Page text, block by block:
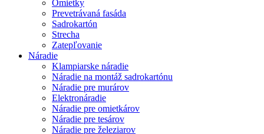
Omietky
Prevetrávaná fasáda
Sadrokartón
Strecha
Zatepľovanie
Náradie
Klampiarske náradie
Náradie na montáž sadrokartónu
Náradie pre murárov
Elektronáradie
Náradie pre omietkárov
Náradie pre tesárov
Náradie pre železiarov